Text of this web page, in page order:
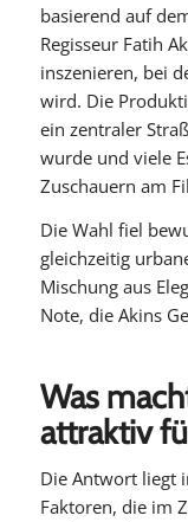
basierend auf
Regisseur Fatih
inszenieren, bei
wird. Die
ein zentraler
wurde und viele
Zuschauern am
Die Wahl fiel
gleichzeitig
Mischung aus
Note, die Akins
Was
attraktiv
Die Antwort liegt
Faktoren, die im